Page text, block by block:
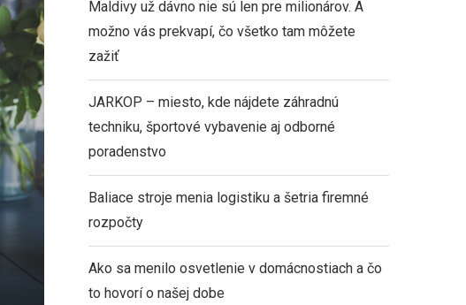
Maldivy už dávno nie sú len pre milionárov. A
možno vás prekvapí, čo všetko tam môžete
zažiť
JARKOP – miesto, kde nájdete záhradnú
techniku, športové vybavenie aj odborné
poradenstvo
Baliace stroje menia logistiku a šetria firemné
rozpočty
Ako sa menilo osvetlenie v domácnostiach a čo
to hovorí o našej dobe